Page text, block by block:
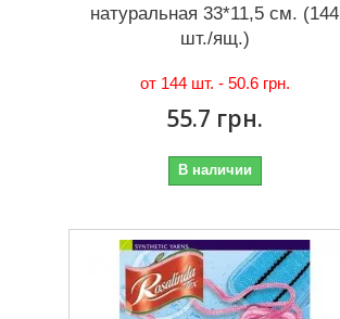
натуральная 33*11,5 см. (144
шт./ящ.)
от 144 шт. - 50.6 грн.
55.7 грн.
В наличии